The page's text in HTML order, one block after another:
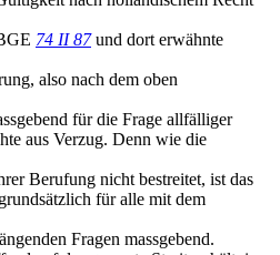
74 II 87und dort erwähnte
also nach dem oben
für die Frage allfälliger
aus Verzug. Denn wie die
Berufung nicht bestreitet, ist das
für alle mit dem
Fragen massgebend.